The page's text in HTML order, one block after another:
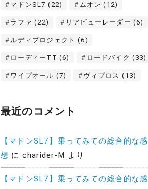
マドンSL7 (22) ムオン (12)
ラファ (22) リアビューレーダー (6)
ルディプロジェクト (6)
ローディーTT (6) ロードバイク (33)
ワイプオール (7) ヴィプロス (13)
最近のコメント
【マドンSL7】乗ってみての総合的な感
想 に charider-M より
【マドンSL7】乗ってみての総合的な感